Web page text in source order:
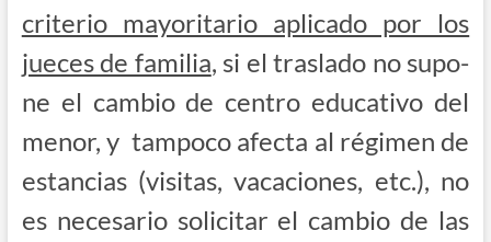
cri­te­rio mayo­ri­ta­rio apli­ca­do por los
jue­ces de fami­lia, si el tras­la­do no supo­
ne el cam­bio de cen­tro edu­ca­ti­vo del
menor, y tam­po­co afec­ta al régi­men de
estan­cias (visi­tas, vaca­cio­nes, etc.), no
es nece­sa­rio soli­ci­tar el cam­bio de las